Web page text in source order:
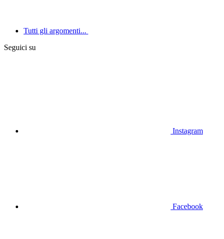
Tutti gli argomenti...
Seguici su
Instagram
Facebook